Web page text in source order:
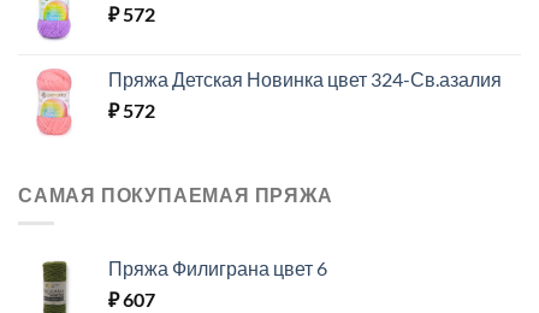
₽572
Пряжа Детская Новинка цвет 324-Св.азалия
₽572
САМАЯ ПОКУПАЕМАЯ ПРЯЖА
Пряжа Филиграна цвет 6
₽607